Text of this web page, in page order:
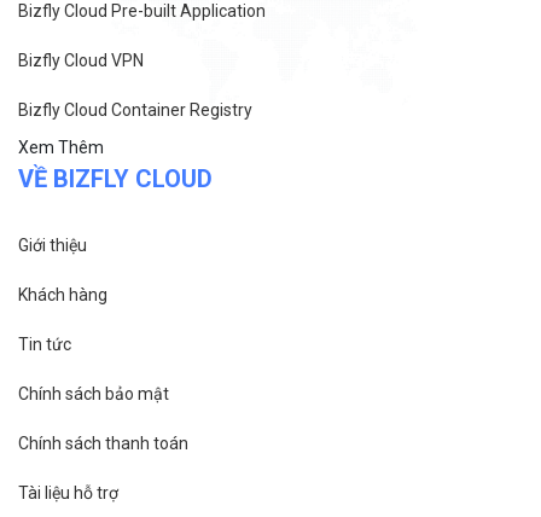
Bizfly Cloud Pre-built Application
Bizfly Cloud VPN
Bizfly Cloud Container Registry
Xem Thêm
VỀ BIZFLY CLOUD
Giới thiệu
Khách hàng
Tin tức
Chính sách bảo mật
Chính sách thanh toán
Tài liệu hỗ trợ